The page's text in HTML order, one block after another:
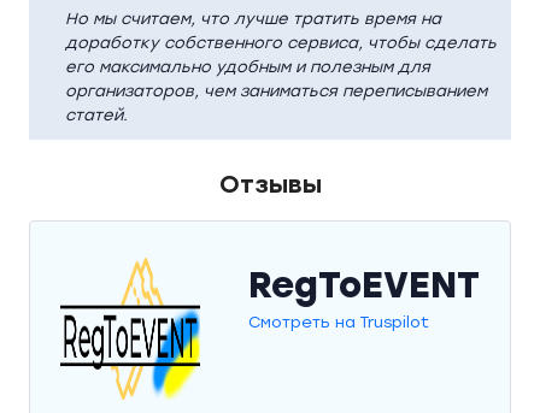
Но мы считаем, что лучше тратить время на
доработку собственного сервиса, чтобы сделать
его максимально удобным и полезным для
организаторов, чем заниматься переписыванием
статей.
Отзывы
RegToEVENT
Смотреть на Truspilot